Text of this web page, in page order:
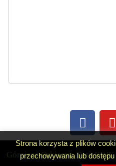
Górnicza Orkiestra Dęta
Strona korzysta z plików
przechowywania lub